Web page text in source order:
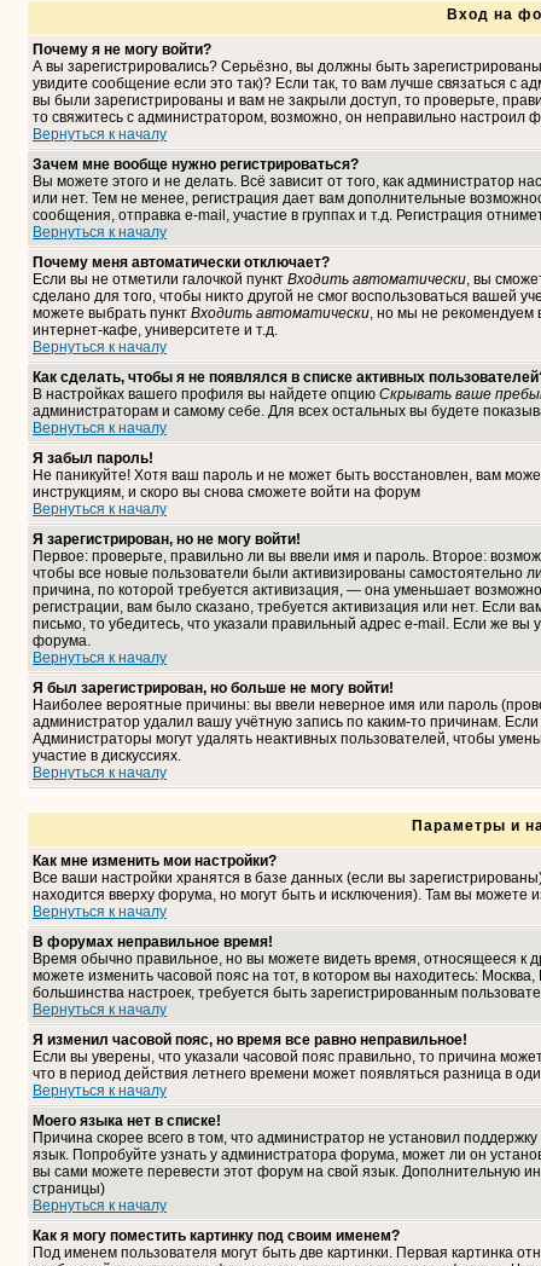
Вход на
Почему я не могу войти?
А вы зарегистрировались? Серьёзно, вы должны быть
увидите сообщение если это так)? Если так, то вам лучше связаться с
вы были зарегистрированы и вам не закрыли доступ, то проверьте,
то свяжитесь с администратором, возможно, он неправильно настроил
Вернуться к началу
Зачем мне вообще нужно регистрироваться?
Вы можете этого и не делать. Всё зависит от того, как
или нет. Тем не менее, регистрация дает вам дополнительные
сообщения, отправка e-mail, участие в группах и т.д. Регистрация
Вернуться к началу
Почему меня автоматически отключает?
Если вы не отметили галочкой пункт Входить автоматически, вы
сделано для того, чтобы никто другой не смог воспользоваться вашей
можете выбрать пункт Входить автоматически, но мы не рекомендуем
интернет-кафе, университете и т.д.
Вернуться к началу
Как сделать, чтобы я не появлялся в списке активных
В настройках вашего профиля вы найдете опцию Скрывать ваше
администраторам и самому себе. Для всех остальных вы будете
Вернуться к началу
Я забыл пароль!
Не паникуйте! Хотя ваш пароль и не может быть восстановлен, вам
инструкциям, и скоро вы снова сможете войти на форум
Вернуться к началу
Я зарегистрирован, но не могу войти!
Первое: проверьте, правильно ли вы ввели имя и пароль. Второе:
чтобы все новые пользователи были активизированы самостоятельно
причина, по которой требуется активизация, — она уменьшает
регистрации, вам было сказано, требуется активизация или нет. Если
письмо, то убедитесь, что указали правильный адрес e-mail. Если же
форума.
Вернуться к началу
Я был зарегистрирован, но больше не могу войти!
Наиболее вероятные причины: вы ввели неверное имя или пароль
администратор удалил вашу учётную запись по каким-то причинам.
Администраторы могут удалять неактивных пользователей, чтобы
участие в дискуссиях.
Вернуться к началу
Параметры и
Как мне изменить мои настройки?
Все ваши настройки хранятся в базе данных (если вы
находится вверху форума, но могут быть и исключения). Там вы можете
Вернуться к началу
В форумах неправильное время!
Время обычно правильное, но вы можете видеть время, относящееся к
можете изменить часовой пояс на тот, в котором вы находитесь:
большинства настроек, требуется быть зарегистрированным
Вернуться к началу
Я изменил часовой пояс, но время все равно неправильное!
Если вы уверены, что указали часовой пояс правильно, то причина
что в период действия летнего времени может появляться разница в
Вернуться к началу
Моего языка нет в списке!
Причина скорее всего в том, что администратор не установил
язык. Попробуйте узнать у администратора форума, может ли он
вы сами можете перевести этот форум на свой язык. Дополнительную
страницы)
Вернуться к началу
Как я могу поместить картинку под своим именем?
Под именем пользователя могут быть две картинки. Первая картинка